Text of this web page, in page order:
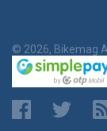
© 2026, Bikemag